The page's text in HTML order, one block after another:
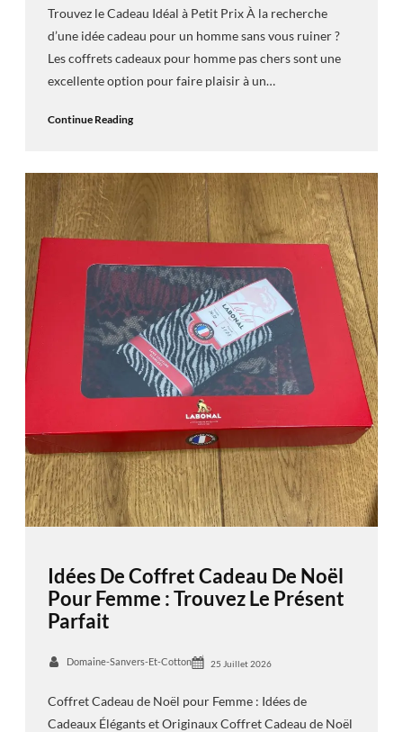
Trouvez le Cadeau Idéal à Petit Prix À la recherche
d’une idée cadeau pour un homme sans vous ruiner ?
Les coffrets cadeaux pour homme pas chers sont une
excellente option pour faire plaisir à un…
Continue Reading
Idées De Coffret Cadeau De Noël
Pour Femme : Trouvez Le Présent
Parfait
Domaine-Sanvers-Et-Cotton 25 Juillet 2026
Coffret Cadeau de Noël pour Femme : Idées de
Cadeaux Élégants et Originaux Coffret Cadeau de Noël